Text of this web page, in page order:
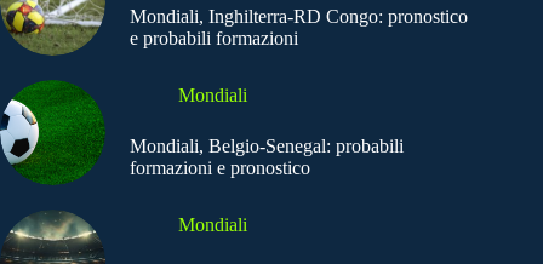
Mondiali, Inghilterra-RD Congo: pronostico
e probabili formazioni
Mondiali
Mondiali, Belgio-Senegal: probabili
formazioni e pronostico
Mondiali